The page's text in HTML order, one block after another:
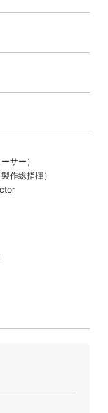
サー）
作総指揮）